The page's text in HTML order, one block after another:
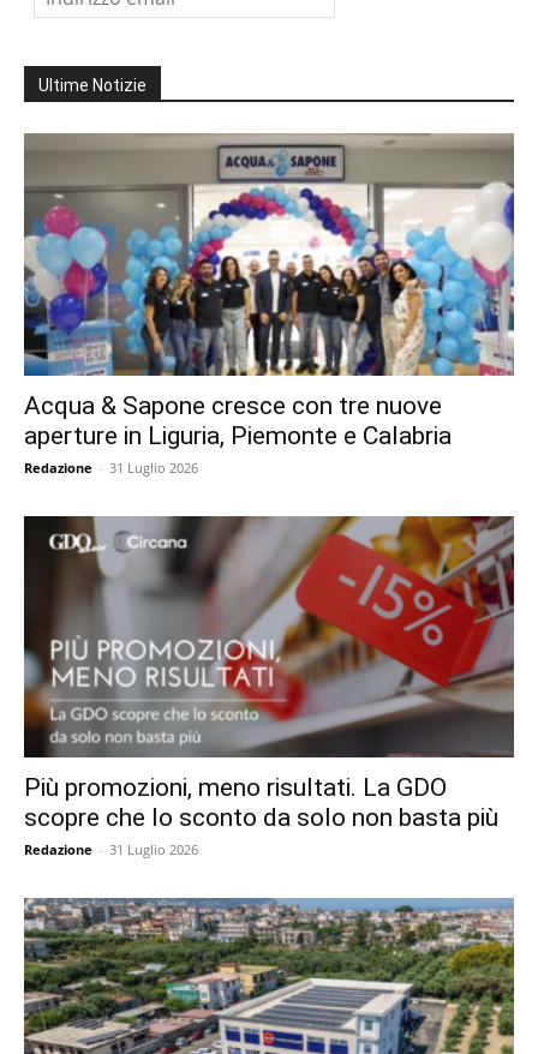
Ultime Notizie
Acqua & Sapone cresce con tre nuove
aperture in Liguria, Piemonte e Calabria
Redazione - 31 Luglio 2026
Più promozioni, meno risultati. La GDO
scopre che lo sconto da solo non basta più
Redazione - 31 Luglio 2026